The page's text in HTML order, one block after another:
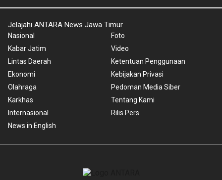
Jelajahi ANTARA News Jawa Timur
Nasional
Kabar Jatim
Lintas Daerah
Ekonomi
Olahraga
Karkhas
Internasional
News in English
Foto
Video
Ketentuan Penggunaan
Kebijakan Privasi
Pedoman Media Siber
Tentang Kami
Rilis Pers